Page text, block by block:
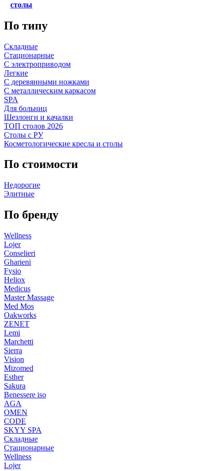
столы
По типу
Складные
Стационарные
С электроприводом
Легкие
С деревянными ножками
С металлическим каркасом
SPA
Для больниц
Шезлонги и качалки
ТОП столов 2026
Столы с РУ
Косметологические кресла и столы
По стоимости
Недорогие
Элитные
По бренду
Wellness
Lojer
Conselieri
Gharieni
Fysio
Heliox
Medicus
Master Massage
Med Mos
Oakworks
ZENET
Lemi
Marchetti
Sierra
Vision
Mizomed
Esther
Sakura
Benessere iso
AGA
OMEN
CODE
SKYY SPA
Складные
Стационарные
Wellness
Lojer